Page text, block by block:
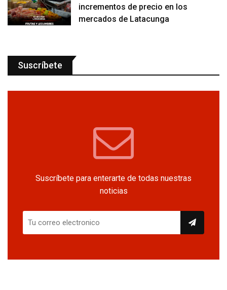
incrementos de precio en los
mercados de Latacunga
Suscríbete
Suscríbete para enterarte de todas nuestras
noticias